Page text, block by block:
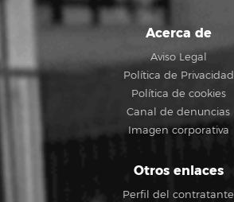
Acerca de
Aviso Legal
Política de Privacidad
Política de cookies
Canal de denuncias
Imagen corporativa
Otros enlaces
Perfil del contratante